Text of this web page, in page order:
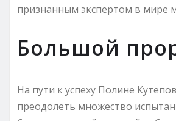
признанным экспертом в мире
Большой
На пути к успеху Полине
преодолеть множество